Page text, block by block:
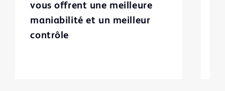
vous offrent une meilleure
maniabilité et un meilleur
contrôle